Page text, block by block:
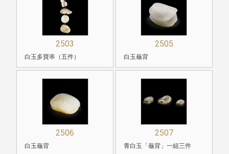
2503
白玉多寶串（五件）
2505
白玉龜背
2506
白玉龜背
2507
青白玉「龜背」一組三件